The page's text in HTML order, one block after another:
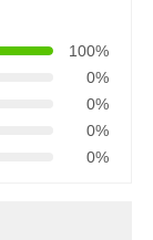
100%
0%
0%
0%
0%